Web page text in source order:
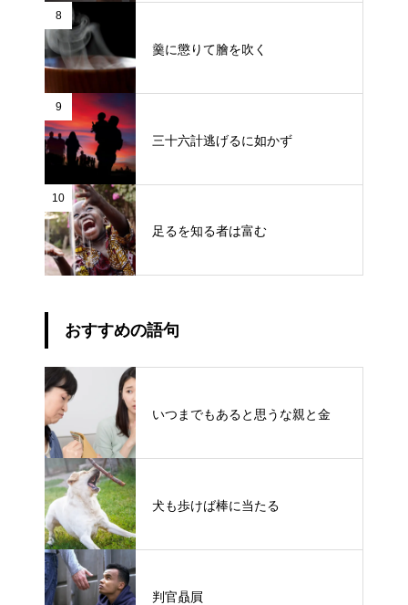
8
羹に懲りて膾を吹く
9
三十六計逃げるに如かず
10
足るを知る者は富む
おすすめの語句
いつまでもあると思うな親と金
犬も歩けば棒に当たる
判官贔屓